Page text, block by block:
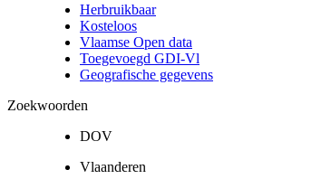
Herbruikbaar
Kosteloos
Vlaamse Open data
Toegevoegd GDI-Vl
Geografische gegevens
Zoekwoorden
DOV
Vlaanderen